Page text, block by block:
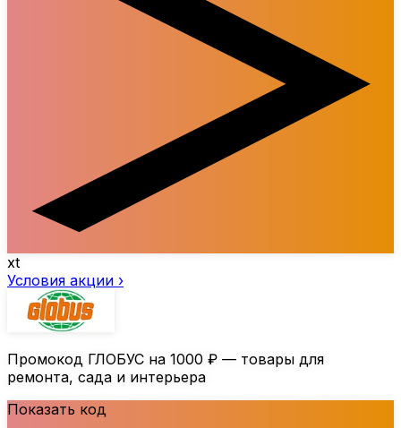
xt
Условия акции ›
Промокод ГЛОБУС на 1000 ₽ — товары для
ремонта, сада и интерьера
Показать код